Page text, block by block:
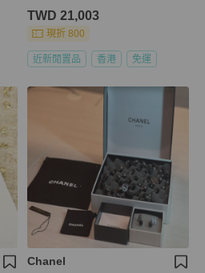
TWD 21,003
現折 800
近新閒置品 香港 免運
Chanel